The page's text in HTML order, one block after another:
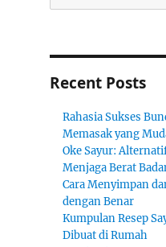
Recent Posts
Rahasia Sukses
Memasak yang
Oke Sayur:
Menjaga Berat
Cara Menyimpan
dengan Benar
Kumpulan Resep
Dibuat di Rumah